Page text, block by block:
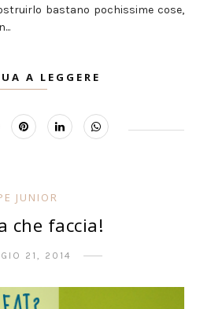
bastano pochissime cose,
A LEGGERE
JUNIOR
che faccia!
21, 2014